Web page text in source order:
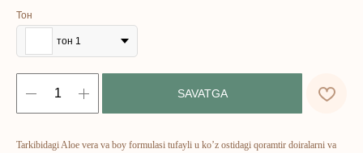
Тон
тон 1
SAVATGA
Tarkibidagi Aloe vera va boy formulasi tufayli u ko’z ostidagi qoramtir doiralarni va